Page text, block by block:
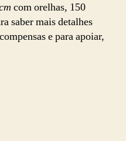
com orelhas, 150
saber mais detalhes
e para apoiar,